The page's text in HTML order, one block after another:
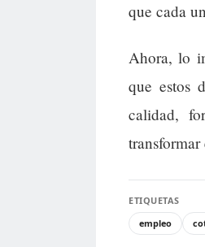
que cada
Ahora, lo
que estos
calidad,
ETIQUETAS
empleo